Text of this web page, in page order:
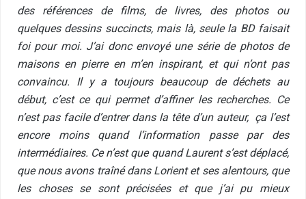
des références de films, de livres, des photos ou
quelques dessins succincts, mais là, seule la BD faisait
foi pour moi. J’ai donc envoyé une série de photos de
maisons en pierre en m’en inspirant, et qui n’ont pas
convaincu. Il y a toujours beaucoup de déchets au
début, c’est ce qui permet d’affiner les recherches. Ce
n’est pas facile d’entrer dans la tête d’un auteur, ça l’est
encore moins quand l’information passe par des
intermédiaires. Ce n’est que quand Laurent s’est déplacé,
que nous avons traîné dans Lorient et ses alentours, que
les choses se sont précisées et que j’ai pu mieux